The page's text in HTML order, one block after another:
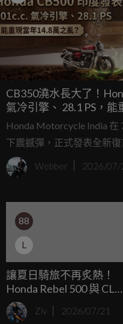
CB350澆水長大了！
氣冷引擎、 28.1 PS，
Honda Motorcycle India 在
下震撼彈，正式發表全新
階現代復古市場的全新旗
掀起「14.8萬之亂」的
車迷，準備再次於黃牌市
Webber 2026/07/
88
L
讓夏日騎旅不再炙熱！
Honda Rebel 500 與 CL
Street 黃牌雙缸的動力甜
蜜點
Ziv 2026/07/21